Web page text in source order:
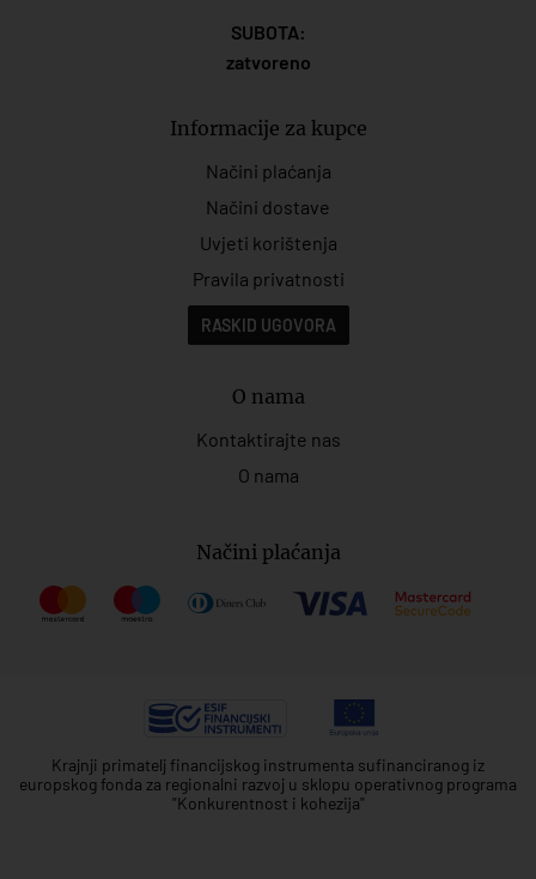
SUBOTA:
zatvoreno
Informacije za kupce
Načini plaćanja
Načini dostave
Uvjeti korištenja
Pravila privatnosti
RASKID UGOVORA
O nama
Kontaktirajte nas
O nama
Načini plaćanja
Krajnji primatelj financijskog instrumenta sufinanciranog iz
europskog fonda za regionalni razvoj u sklopu operativnog programa
"Konkurentnost i kohezija"